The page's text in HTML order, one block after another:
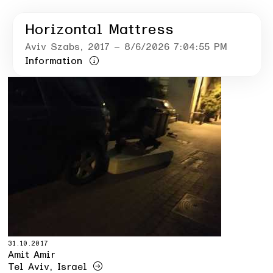
Horizontal Mattress
Aviv Szabs, 2017 – 8/6/2026 7:04:55 PM
Information
31.10.2017
Amit Amir
Tel Aviv, Israel